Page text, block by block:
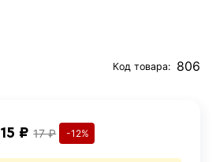
Код товара: 806
15 ₽ 17 ₽ -12%